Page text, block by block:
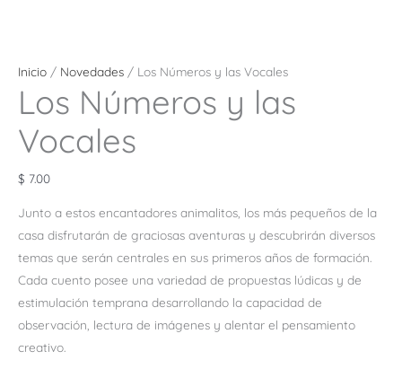
Inicio / Novedades / Los Números y las Vocales
Los Números y las
Vocales
$ 7.00
Junto a estos encantadores animalitos, los más pequeños de la
casa disfrutarán de graciosas aventuras y descubrirán diversos
temas que serán centrales en sus primeros años de formación.
Cada cuento posee una variedad de propuestas lúdicas y de
estimulación temprana desarrollando la capacidad de
observación, lectura de imágenes y alentar el pensamiento
creativo.